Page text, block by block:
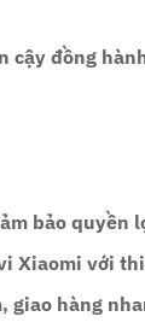
đồng
bảo quyền
Xiaomi với
giao hàng